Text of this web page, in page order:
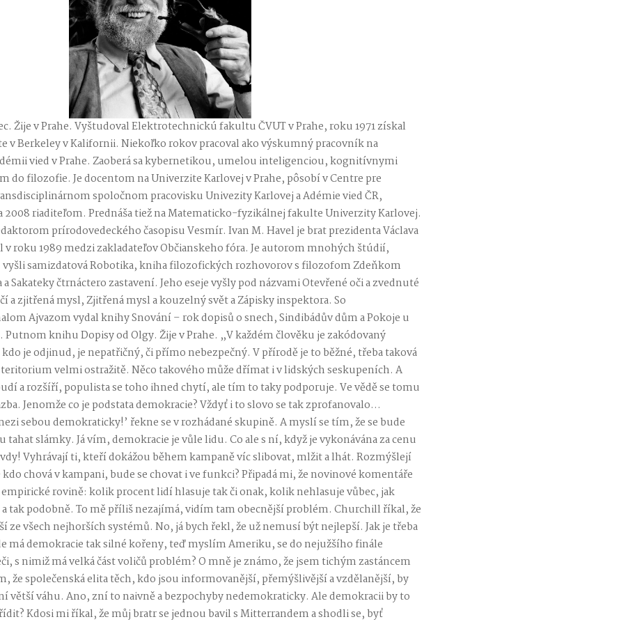
Žije v Prahe. Vyštudoval Elektrotechnickú fakultu ČVUT v Prahe, roku 1971 získal
v Berkeley v Kalifornii. Niekoľko rokov pracoval ako výskumný pracovník na
vied v Prahe. Zaoberá sa kybernetikou, umelou inteligenciou, kognitívnymi
do filozofie. Je docentom na Univerzite Karlovej v Prahe, pôsobí v Centre pre
spoločnom pracovisku Univezity Karlovej a Adémie vied ČR,
2008 riaditeľom. Prednáša tiež na Matematicko-fyzikálnej fakulte Univerzity Karlovej.
prírodovedeckého časopisu Vesmír. Ivan M. Havel je brat prezidenta Václava
roku 1989 medzi zakladateľov Občianskeho fóra. Je autorom mnohých štúdií,
samizdatová Robotika, kniha filozofických rozhovorov s filozofom Zdeňkom
Sakateky čtrnáctero zastavení. Jeho eseje vyšly pod názvami Otevřené oči a zvednuté
a zjitřená mysl, Zjitřená mysl a kouzelný svět a Zápisky inspektora. So
Ajvazom vydal knihy Snování – rok dopisů o snech, Sindibádův dům a Pokoje u
Putnom knihu Dopisy od Olgy. Žije v Prahe. „V každém člověku je zakódovaný
je odjinud, je nepatřičný, či přímo nebezpečný. V přírodě je to běžné, třeba taková
velmi ostražitě. Něco takového může dřímat i v lidských seskupeních. A
a rozšíří, populista se toho ihned chytí, ale tím to taky podporuje. Ve vědě se tomu
Jenomže co je podstata demokracie? Vždyť i to slovo se tak zprofanovalo…
sebou demokraticky!’ řekne se v rozhádané skupině. A myslí se tím, že se bude
tahat slámky. Já vím, demokracie je vůle lidu. Co ale s ní, když je vykonávána za cenu
Vyhrávají ti, kteří dokážou během kampaně víc slibovat, mlžit a lhát. Rozmýšlejí
chová v kampani, bude se chovat i ve funkci? Připadá mi, že novinové komentáře
rovině: kolik procent lidí hlasuje tak či onak, kolik nehlasuje vůbec, jak
tak podobně. To mě příliš nezajímá, vidím tam obecnější problém. Churchill říkal, že
ze všech nejhorších systémů. No, já bych řekl, že už nemusí být nejlepší. Jak je třeba
má demokracie tak silné kořeny, teď myslím Ameriku, se do nejužšího finále
s nimiž má velká část voličů problém? O mně je známo, že jsem tichým zastáncem
že společenská elita těch, kdo jsou informovanější, přemýšlivější a vzdělanější, by
větší váhu. Ano, zní to naivně a bezpochyby nedemokraticky. Ale demokracii by to
Kdosi mi říkal, že můj bratr se jednou bavil s Mitterrandem a shodli se, byť